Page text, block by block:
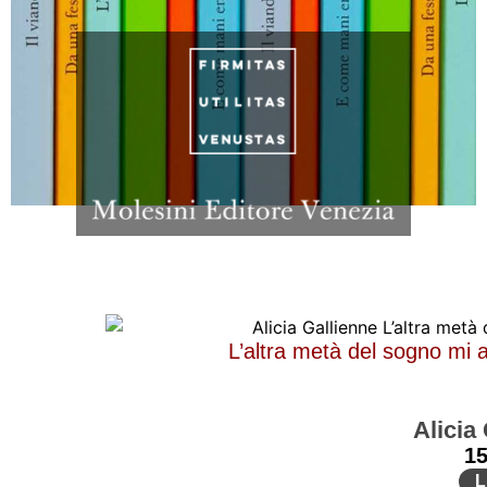
L’altra metà del sogno mi
Alicia